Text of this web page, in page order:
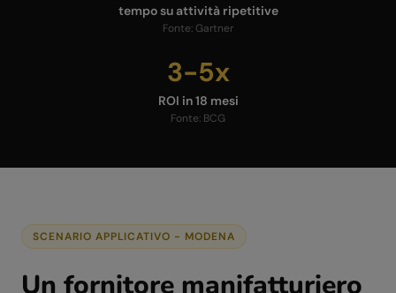
tempo su attività ripetitive
Fonte: Gartner
3-5x
ROI in 18 mesi
Fonte: BCG
SCENARIO APPLICATIVO - MODENA
Un fornitore manifatturiero